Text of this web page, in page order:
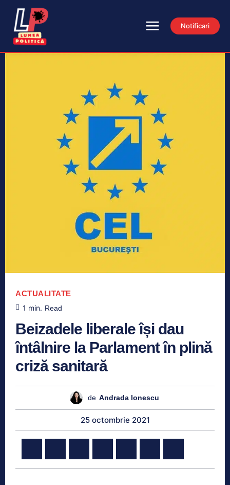
Notificari
ACTUALITATE
1 min. Read
Beizadele liberale își dau
întâlnire la Parlament în plină
criză sanitară
de Andrada Ionescu
25 octombrie 2021